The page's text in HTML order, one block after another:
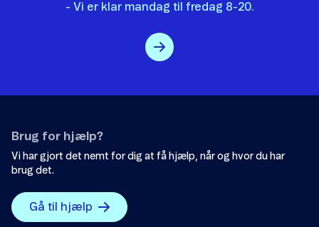
Andet- Vi er klar mandag til fredag 8-20.
Brug for hjælp?
Vi har gjort det nemt for dig at få hjælp, når og hvor du har
brug det.
Gå til hjælp